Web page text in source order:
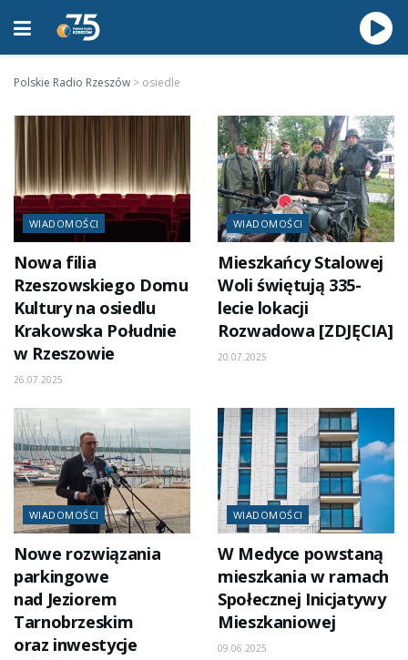
Polskie Radio Rzeszów > osiedle
WIADOMOŚCI
Nowa filia
Rzeszowskiego Domu
Kultury na osiedlu
Krakowska Południe
w Rzeszowie
26.07.2025
WIADOMOŚCI
Mieszkańcy Stalowej
Woli świętują 335-
lecie lokacji
Rozwadowa [ZDJĘCIA]
20.07.2025
WIADOMOŚCI
Nowe rozwiązania
parkingowe
nad Jeziorem
Tarnobrzeskim
oraz inwestycje
WIADOMOŚCI
W Medyce powstaną
mieszkania w ramach
Społecznej Inicjatywy
Mieszkaniowej
09.06.2025